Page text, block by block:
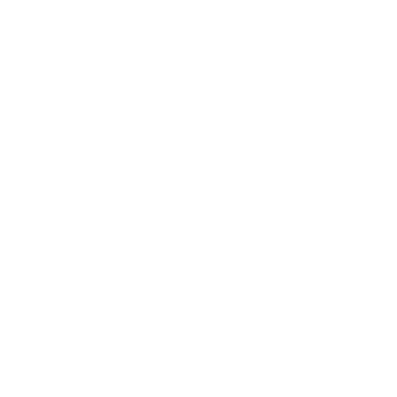
Financieras Interbancarias Mundiales"), una red
por letras y números. El BIC es necesario para
casos, optan tener un código SWIFT específico para
XXX, se refiere a la sede bancaria central. Si no, se
la cuenta de su destinatario y anular el pago.
y pedir que se anule la transferencia.